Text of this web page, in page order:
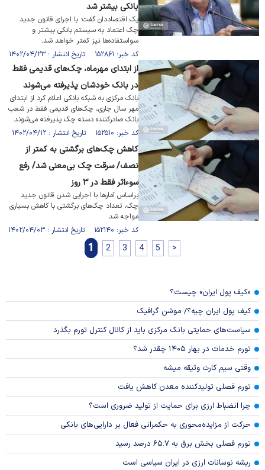
بانکی بیشتر شد
یک اقتصاددان گفت: با اجرای قانون جدید
چک اعتماد به سیستم بانکی بیشتر و
سواستفاده‌ها نیز کمتر خواهد شد.
کد خبر: ۱۵۲۸۶۱ تاریخ انتشار : ۱۴۰۲/۰۴/۲۳
از ابتدای مهرماه، چک‌های قدیمی فقط
در بانک خودشان پذیرفته می‌شوند
بانک مرکزی به شبکه بانکی اعلام کرد از ابتدای
مهر سال جاری، چک‌های قدیمی فقط در شعب
بانک صادرکننده دسته چک پذیرفته می‌شوند.
کد خبر: ۱۵۲۵۱۰ تاریخ انتشار : ۱۴۰۲/۰۴/۱۲
کاهش چک‌های برگشتی به کمتر از
نصف/ سرقت چک بی‌معنی شد/ رفع
سوءاثر فقط در ۳ روز
براساس آمارها با اجرایی شدن قانون جدید
چک، تعداد چک‌های برگشتی با کاهش بسیاری
مواجه شد.
کد خبر: ۱۵۲۱۴۰ تاریخ انتشار : ۱۴۰۲/۰۴/۰۳
1 2 3 4 5 >
«کیف پول ایران» چیست؟
کیف پول ایران چیه؟/ موشن گرافیک
سیاست‌های حمایتی بانک مرکزی باید از کانال کنترل تورم بگذرد
تورم خدمات در بهار ۱۴۰۵ چقدر شد؟
وقتی سیم کارت وثیقه میشه
تورم فصلی تولیدکننده معدن کاهش یافت
چرا انضباط ارزی برای حمایت از تولید ضروری است؟
حرکت از مزایده‌محوری به حکمرانی فعال بر دارایی‌های بانکی
تورم فصلی بخش برق به ۶۵.۷ درصد رسید
ریشه نوسانات ارزی در ایران سیاسی است